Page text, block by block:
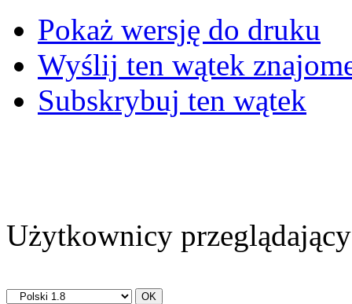
Pokaż wersję do druku
Wyślij ten wątek
Subskrybuj ten wątek
Użytkownicy